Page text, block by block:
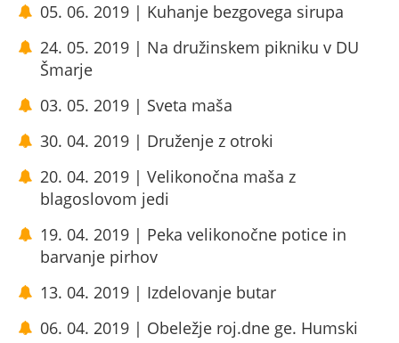
05. 06. 2019 | Kuhanje bezgovega sirupa
24. 05. 2019 | Na družinskem pikniku v DU
Šmarje
03. 05. 2019 | Sveta maša
30. 04. 2019 | Druženje z otroki
20. 04. 2019 | Velikonočna maša z
blagoslovom jedi
19. 04. 2019 | Peka velikonočne potice in
barvanje pirhov
13. 04. 2019 | Izdelovanje butar
06. 04. 2019 | Obeležje roj.dne ge. Humski